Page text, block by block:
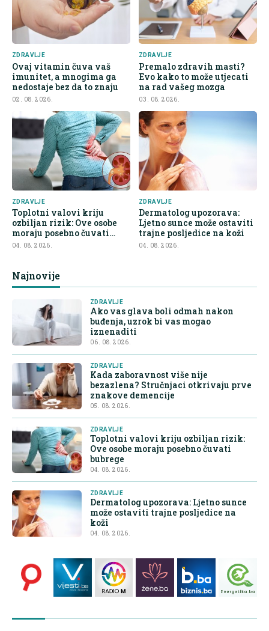
ZDRAVLJE
Ovaj vitamin čuva vaš
imunitet, a mnogima ga
nedostaje bez da to znaju
02. 08. 2026.
ZDRAVLJE
Premalo zdravih masti?
Evo kako to može utjecati
na rad vašeg mozga
03. 08. 2026.
ZDRAVLJE
Toplotni valovi kriju
ozbiljan rizik: Ove osobe
moraju posebno čuvati
bubrege
04. 08. 2026.
ZDRAVLJE
Dermatolog upozorava:
Ljetno sunce može ostaviti
trajne posljedice na koži
04. 08. 2026.
Najnovije
ZDRAVLJE
Ako vas glava boli odmah nakon
buđenja, uzrok bi vas mogao
iznenaditi
06. 08. 2026.
ZDRAVLJE
Kada zaboravnost više nije
bezazlena? Stručnjaci otkrivaju prve
znakove demencije
05. 08. 2026.
ZDRAVLJE
Toplotni valovi kriju ozbiljan rizik:
Ove osobe moraju posebno čuvati
bubrege
04. 08. 2026.
ZDRAVLJE
Dermatolog upozorava: Ljetno sunce
može ostaviti trajne posljedice na
koži
04. 08. 2026.